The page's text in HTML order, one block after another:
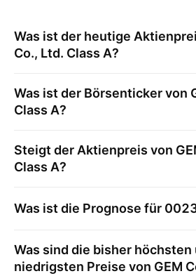
Was ist der heutige
Co., Ltd. Class A?
Was ist der Börsenticker von
Class A?
Steigt der Aktienpreis von
Class A?
Was ist die Prognose für
Was sind die bisher höchsten
niedrigsten Preise von GEM